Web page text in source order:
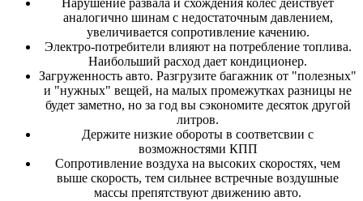
Нарушение развала и схождения колес действует
аналогично шинам с недостаточным давлением,
увеличивается сопротивление качению.
Электро-потребители влияют на потребление топлива.
Наибольший расход дает кондиционер.
Загруженность авто. Разгрузите багажник от "полезных"
и "нужных" вещей, на малых промежутках разницы не
будет заметно, но за год вы сэкономите десяток другой
литров.
Держите низкие обороты в соответсвии с
возможностями КПП
Сопротивление воздуха на высоких скоростях, чем
выше скорость, тем сильнее встречные воздушные
массы препятствуют движению авто.